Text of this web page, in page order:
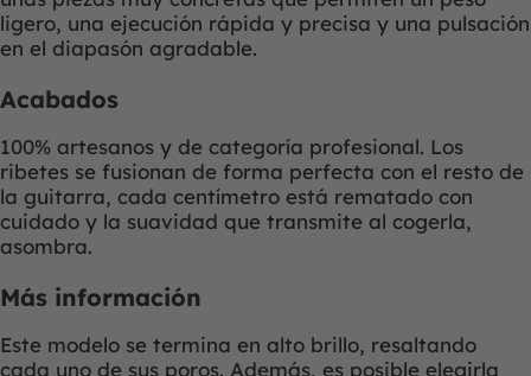
ligero, una ejecución rápida y precisa y una pulsación
en el diapasón agradable.
Acabados
100% artesanos y de categoría profesional. Los
ribetes se fusionan de forma perfecta con el resto de
la guitarra, cada centímetro está rematado con
cuidado y la suavidad que transmite al cogerla,
asombra.
Más información
Este modelo se termina en alto brillo, resaltando
cada uno de sus poros. Además, es posible elegirla